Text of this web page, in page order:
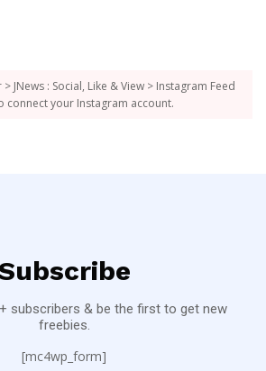
JNews : Social, Like & View > Instagram Feed
connect your Instagram account.
subscribers & be the first to get new
freebies.
[mc4wp_form]